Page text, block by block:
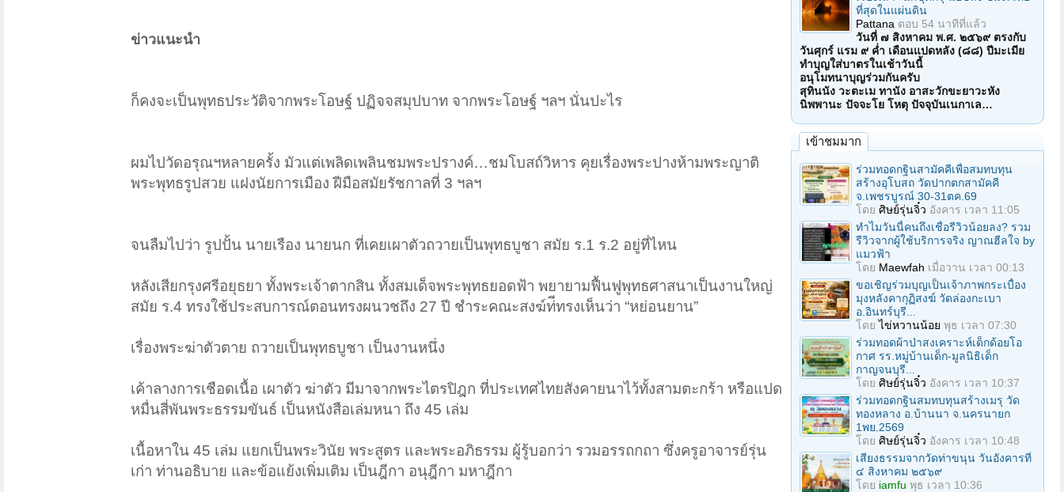
ข่าวแนะนำ
ก็คงจะเป็นพุทธประวัติจากพระโอษฐ์ ปฏิจจสมุปบาท จากพระโอษฐ์ ฯลฯ นั่นปะไร
ผมไปวัดอรุณฯหลายครั้ง มัวแต่เพลิดเพลินชมพระปรางค์…ชมโบสถ์วิหาร คุยเรื่องพระปางห้ามพระญาติ
พระพุทธรูปสวย แฝงนัยการเมือง ฝีมือสมัยรัชกาลที่ 3 ฯลฯ
จนลืมไปว่า รูปปั้น นายเรือง นายนก ที่เคยเผาตัวถวายเป็นพุทธบูชา สมัย ร.1 ร.2 อยู่ที่ไหน
หลังเสียกรุงศรีอยุธยา ทั้งพระเจ้าตากสิน ทั้งสมเด็จพระพุทธยอดฟ้า พยายามฟื้นฟูพุทธศาสนาเป็นงานใหญ่
สมัย ร.4 ทรงใช้ประสบการณ์ตอนทรงผนวชถึง 27 ปี ชำระคณะสงฆ์ท่ีทรงเห็นว่า “หย่อนยาน”
เรื่องพระฆ่าตัวตาย ถวายเป็นพุทธบูชา เป็นงานหนึ่ง
เค้าลางการเชือดเนื้อ เผาตัว ฆ่าตัว มีมาจากพระไตรปิฎก ที่ประเทศไทยสังคายนาไว้ทั้งสามตะกร้า หรือแปด
หมื่นสี่พันพระธรรมขันธ์ เป็นหนังสือเล่มหนา ถึง 45 เล่ม
เนื้อหาใน 45 เล่ม แยกเป็นพระวินัย พระสูตร และพระอภิธรรม ผู้รู้บอกว่า รวมอรรถกถา ซึ่งครูอาจารย์รุ่น
เก่า ท่านอธิบาย และข้อแย้งเพิ่มเติม เป็นฎีกา อนุฎีกา มหาฎีกา
ที่สุดในแผ่นดิน
Pattana ตอบ 54 นาทีที่แล้ว
วันที่ ๗ สิงหาคม พ.ศ. ๒๕๖๙ ตรงกับ
วันศุกร์ แรม ๙ ค่ำ เดือนแปดหลัง (๘๘) ปีมะเมีย
ทำบุญใส่บาตรในเช้าวันนี้
อนุโมทนาบุญร่วมกันครับ
สุทินนัง วะตะเม ทานัง อาสะวักขะยาวะหัง
นิพพานะ ปัจจะโย โหตุ ปัจจุบันเนกาเล…
เข้าชมมาก
ร่วมทอดกฐินสามัคคีเพื่อสมทบทุน
สร้างอุโบสถ วัดปากตกสามัคคี
จ.เพชรบูรณ์ 30-31ตค.69
โดย ศิษย์รุ่นจิ๋ว อังคาร เวลา 11:05
ทำไมวันนี้คนถึงเชื่อรีวิวน้อยลง? รวม
รีวิวจากผู้ใช้บริการจริง ญาณฮีลใจ by
แมวฟ้า
โดย Maewfah เมื่อวาน เวลา 00:13
ขอเชิญร่วมบุญเป็นเจ้าภาพกระเบื้อง
มุงหลังคากุฏิสงฆ์ วัดล่องกะเบา
อ.อินทร์บุรี...
โดยไข่หวานน้อย พุธ เวลา 07:30
ร่วมทอดผ้าป่าสงเคราะห์เด็กด้อยโอ
กาศ รร.หมู่บ้านเด็ก-มูลนิธิเด็ก
กาญจนบุรี...
โดย ศิษย์รุ่นจิ๋ว อังคาร เวลา 10:37
ร่วมทอดกฐินสมทบทุนสร้างเมรุ วัด
ทองหลาง อ.บ้านนา จ.นครนายก
1พย.2569
โดย ศิษย์รุ่นจิ๋ว อังคาร เวลา 10:48
เสียงธรรมจากวัดท่าขนุน วันอังคารที่
๔ สิงหาคม ๒๕๖๙
โดย iamfu พุธ เวลา 10:36